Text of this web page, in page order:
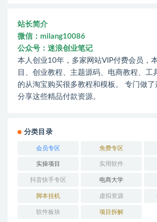
站长简介
微信：milang10086
公众号：迷浪创业笔记
本人创业10年，多家网站VIP付费会员，
目、创业教程、主题源码、电商教程、工
的从淘宝购买很多教程和模板。 专门做
分享这些精品付款资源。
分类目录
会员专区 免费专区
实操项目 实用软件
抖音快手专区 电商大学
脚本挂机 虚拟资源
软件板块 项目拆解